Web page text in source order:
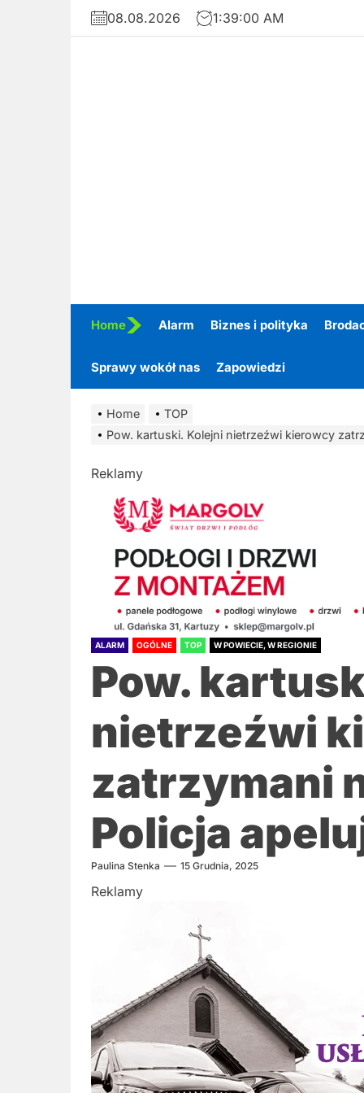
Skip
08.08.2026 1:39:02 AM
Home Alarm Biznes i polityka
Sprawy wokół nas Zapowiedzi
Home
TOP
Pow. kartuski. Kolejni nietrzeźwi kierowcy
Reklamy
ALARM OGÓLNE TOP W POWIECIE, W REGIONIE
Pow.
nietrzeźwi
zatrzymani
Policja
Paulina Stenka 15 Grudnia, 2025
Reklamy